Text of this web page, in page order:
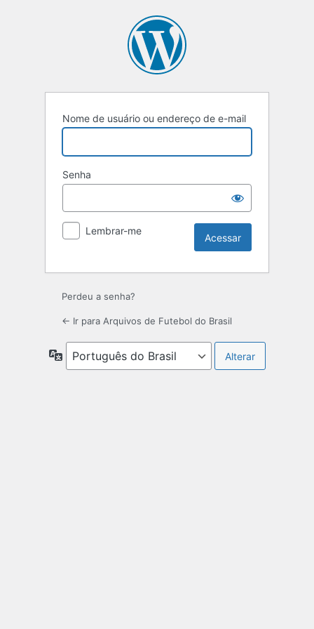
Nome de usuário ou endereço de e-mail
Senha
Lembrar-me
Perdeu a senha?
← Ir para Arquivos de Futebol do Brasil
Idioma